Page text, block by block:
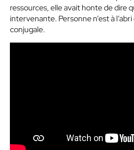
ressources, elle avait honte de dire
intervenante. Personne n’est à
conjugale.